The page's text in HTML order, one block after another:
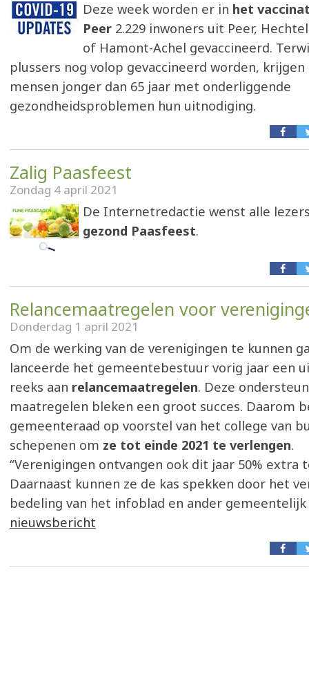
Deze week worden er in het
Peer 2.229 inwoners uit Peer,
of Hamont-Achel gevaccineerd.
plussers nog volop gevaccineerd worden, krijgen
mensen jonger dan 65 jaar met onderliggende
gezondheidsproblemen hun uitnodiging.
Zalig Paasfeest
Zondag 4 april 2021
De Internetredactie wenst alle
gezond Paasfeest.
Relancemaatregelen voor
Donderdag 1 april 2021
Om de werking van de verenigingen te kunnen
lanceerde het gemeentebestuur vorig jaar een
reeks aan relancemaatregelen. Deze
maatregelen bleken een groot succes. Daarom
gemeenteraad op voorstel van het college van
schepenen om ze tot einde 2021 te verlengen.
“Verenigingen ontvangen ook dit jaar 50% extra
Daarnaast kunnen ze de kas spekken door het
bedeling van het infoblad en ander
nieuwsbericht